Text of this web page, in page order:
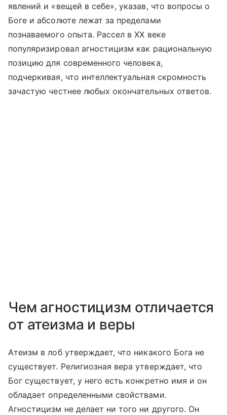
явлений и «вещей в себе», указав, что вопросы о
Боге и абсолюте лежат за пределами
познаваемого опыта. Рассел в XX веке
популяризировал агностицизм как рациональную
позицию для современного человека,
подчеркивая, что интеллектуальная скромность
зачастую честнее любых окончательных ответов.
Чем агностицизм отличается
от атеизма и веры
Атеизм в лоб утверждает, что никакого Бога не
существует. Религиозная вера утверждает, что
Бог существует, у него есть конкретно имя и он
обладает определенными свойствами.
Агностицизм не делает ни того ни другого. Он